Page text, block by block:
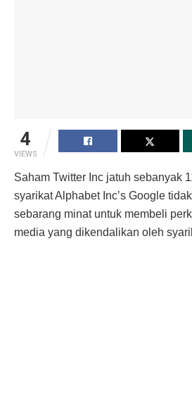
4
VIEWS
Saham Twitter Inc jatuh sebanyak
syarikat Alphabet Inc’s Google
sebarang minat untuk membeli
media yang dikendalikan oleh